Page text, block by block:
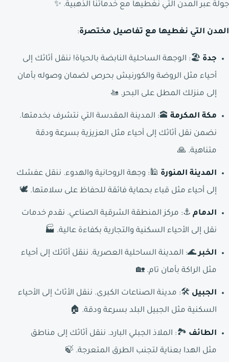
جولة عبر المدن التي نغطيها مع خدماتنا الذهبية. ✨
المدن التي نغطيها مع تفاصيل مختصرة:
جدة 🏖️: الوجهة الساحلية النابضة بالحياة! ننقل أثاثك إلى
أحياء مثل الروضة والكورنيش بحرص لضمان وصوله بأمان
إلى منزلك المطل على البحر. 🚤
مكة المكرمة🕋: المدينة المقدسة التي نتشرف بخدمتها.
نضمن نقل أثاثك إلى أحياء مثل العزيزية بسرعة ودقة
متناهية. 🙏
المدينة المنورة 🕌: وجهة الروحانية والهدوء. ننقل عفشك
إلى أحياء مثل قباء بحماية فائقة للحفاظ على سلامتها. 🕊️
الدمام⚓: مركز المنطقة الشرقية الصناعي. نقدم خدمات
نقل إلى الأحياء السكنية والتجارية بكفاءة عالية. 🏭
الخبر🌊: المدينة الساحلية العصرية. ننقل أثاثك إلى أحياء
مثل الراكة بأمان تام. 🏡
الجبيل 🛠️: مدينة الصناعات الكبرى. ننقل الأثاث إلى الأحياء
السكنية مثل الجبيل البلد بسرعة ودقة. 🏠
الطائف 🏞️: الملاذ الجبلي البارد. ننقل أثاثك إلى مناطق
مثل الهدا بعناية لتجنب الطرق المتعرجة. 🍃